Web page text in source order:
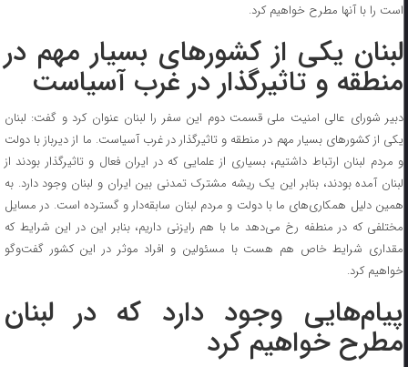
است را با آنها مطرح خواهیم کرد.
لبنان یکی از کشور‌های بسیار مهم در
منطقه و تاثیرگذار در غرب آسیاست
دبیر شورای عالی امنیت ملی قسمت دوم این سفر را لبنان عنوان کرد و گفت: لبنان
یکی از کشور‌های بسیار مهم در منطقه و تاثیرگذار در غرب آسیاست. ما از دیرباز با دولت
و مردم لبنان ارتباط داشتیم، بسیاری از علمایی که در ایران فعال و تاثیرگذار بودند از
لبنان آمده بودند، بنابر این یک ریشه مشترک تمدنی بین ایران و لبنان وجود دارد. به
همین دلیل همکاری‌های ما با دولت و مردم لبنان سابقه‌دار و گسترده است. در مسایل
مختلفی که در منطفه رخ می‌دهد ما با هم رایزنی داریم، بنابر این در این شرایط که
مقداری شرایط خاص هم هست با مسئولین و افراد موثر در این کشور گفت‌و‌گو
خواهیم کرد.
پیام‌هایی وجود دارد که در لبنان
مطرح خواهیم کرد